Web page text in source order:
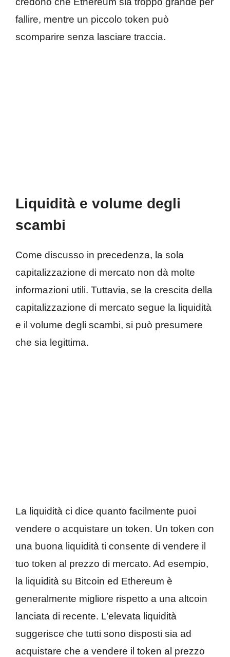
fallire, mentre un piccolo token può
scomparire senza lasciare traccia.
Liquidità e volume degli
scambi
Come discusso in precedenza, la sola
capitalizzazione di mercato non dà molte
informazioni utili. Tuttavia, se la crescita della
capitalizzazione di mercato segue la liquidità
e il volume degli scambi, si può presumere
che sia legittima.
La liquidità ci dice quanto facilmente puoi
vendere o acquistare un token. Un token con
una buona liquidità ti consente di vendere il
tuo token al prezzo di mercato. Ad esempio,
la liquidità su Bitcoin ed Ethereum è
generalmente migliore rispetto a una altcoin
lanciata di recente. L’elevata liquidità
suggerisce che tutti sono disposti sia ad
acquistare che a vendere il token al prezzo